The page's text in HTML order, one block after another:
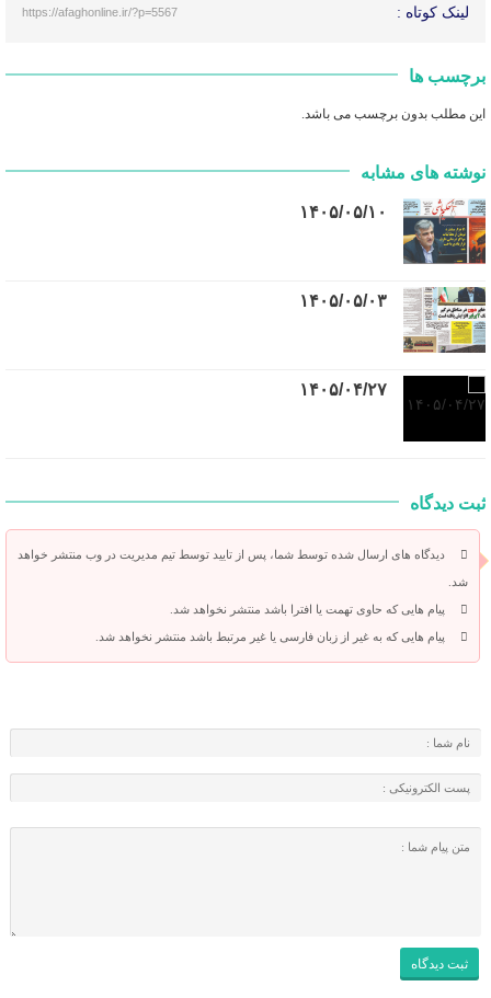
لینک کوتاه : https://afaghonline.ir/?p=5567
برچسب ها
این مطلب بدون برچسب می باشد.
نوشته های مشابه
۱۴۰۵/۰۵/۱۰
۱۴۰۵/۰۵/۰۳
۱۴۰۵/۰۴/۲۷
ثبت دیدگاه
دیدگاه های ارسال شده توسط شما، پس از تایید توسط تیم مدیریت در وب منتشر خواهد
شد.
پیام هایی که حاوی تهمت یا افترا باشد منتشر نخواهد شد.
پیام هایی که به غیر از زبان فارسی یا غیر مرتبط باشد منتشر نخواهد شد.